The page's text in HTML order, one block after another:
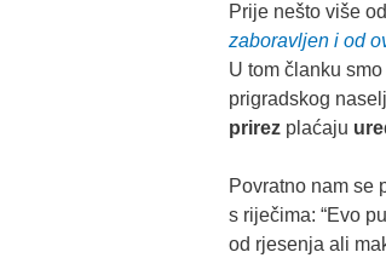
Prije nešto više
zaboravljen i od
U tom članku
prigradskog
prirezplaćaju
Povratno nam se
s riječima: “Evo
od rjesenja ali